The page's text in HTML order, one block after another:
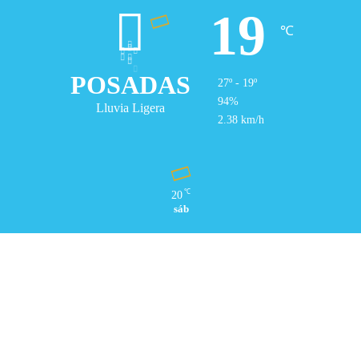
POSADAS
Lluvia Ligera
19 ℃
27º - 19º
94%
2.38 km/h
20 ℃
sáb